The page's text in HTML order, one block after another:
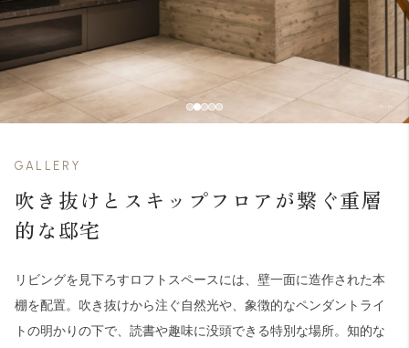
GALLERY
吹き抜けとスキップフロアが繋ぐ重層
的な邸宅
リビングを見下ろすロフトスペースには、壁一面に造作された本
棚を配置。吹き抜けから注ぐ自然光や、象徴的なペンダントライ
トの明かりの下で、読書や趣味に没頭できる特別な場所。知的な